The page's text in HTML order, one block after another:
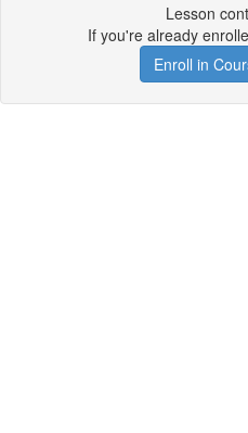
Lesson
If you're already
Enroll in